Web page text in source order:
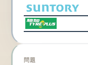
問題